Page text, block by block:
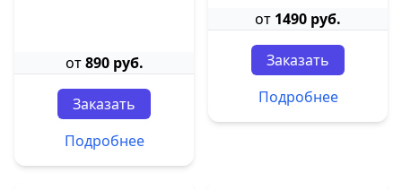
от890 руб.
Заказать
Подробнее
от 1490 руб.
Заказать
Подробнее